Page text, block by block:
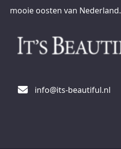
mooie oosten van Nederland.
info@its-beautiful.nl